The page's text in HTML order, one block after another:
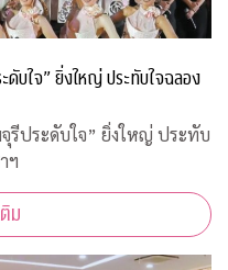
ดับใจ” ยิ่งใหญ่ ประทับใจฉลอง
รีประดับใจ” ยิ่งใหญ่ ประทับ
ฯ
ม